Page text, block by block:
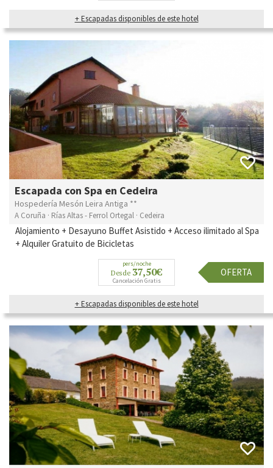
+ Escapadas disponibles de este hotel
Escapada con Spa en Cedeira
Hospedería Mesón Leira Antiga **
A Coruña · Rías Altas - Ferrol Ortegal · Cedeira
Alojamiento + Desayuno Buffet Asistido + Acceso ilimitado al Spa
+ Alquiler Gratuito de Bicicletas
pers/noche
Desde 37,50€
Cancelación Gratis
OFERTA
+ Escapadas disponibles de este hotel